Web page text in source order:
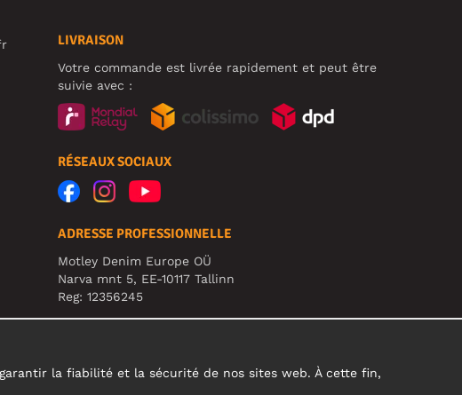
LIVRAISON
Votre commande est livrée rapidement et peut être
suivie avec :
RÉSEAUX SOCIAUX
ADRESSE PROFESSIONNELLE
Motley Denim Europe OÜ
Narva mnt 5, EE-10117 Tallinn
Reg: 12356245
ATTENTION ! N'envoyez pas les retours de produits à
la fiabilité et la sécurité de nos sites web. À cette fin,